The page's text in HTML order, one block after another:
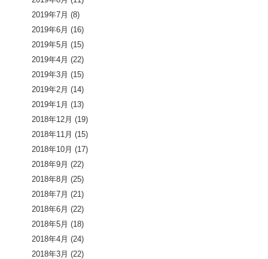
2019年7月 (8)
2019年6月 (16)
2019年5月 (15)
2019年4月 (22)
2019年3月 (15)
2019年2月 (14)
2019年1月 (13)
2018年12月 (19)
2018年11月 (15)
2018年10月 (17)
2018年9月 (22)
2018年8月 (25)
2018年7月 (21)
2018年6月 (22)
2018年5月 (18)
2018年4月 (24)
2018年3月 (22)